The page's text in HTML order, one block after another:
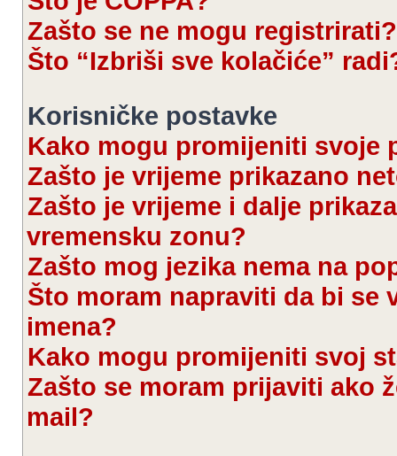
Zašto se ne mogu registrirati?
Što “Izbriši sve kolačiće”
Korisničke postavke
Kako mogu promijeniti svoje
Zašto je vrijeme prikazano
Zašto je vrijeme i dalje
vremensku zonu?
Zašto mog jezika nema na
Što moram napraviti da bi
imena?
Kako mogu promijeniti svoj
Zašto se moram prijaviti ako
mail?